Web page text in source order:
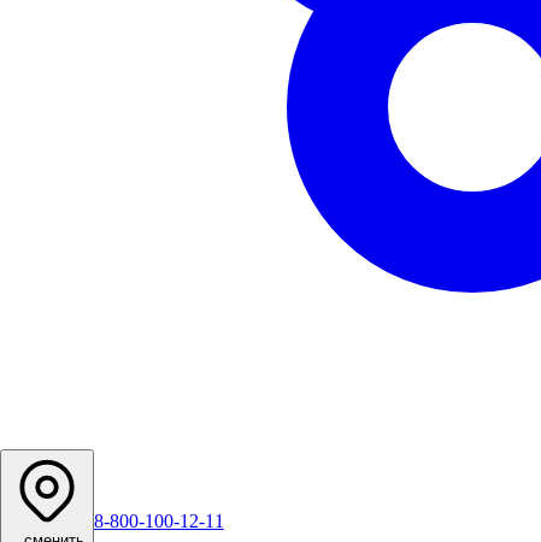
8-800-100-12-11